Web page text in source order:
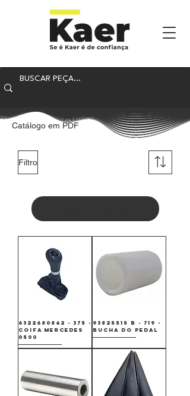
Catálogo em PDF
Filtro
6322680842 - 375 -
COIFA MERCEDES
0500
93825515 B - 719 -
BUCHA DO PEDAL